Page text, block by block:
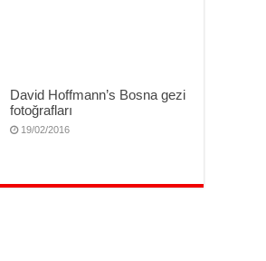
David Hoffmann’s Bosna gezi
fotoğrafları
19/02/2016